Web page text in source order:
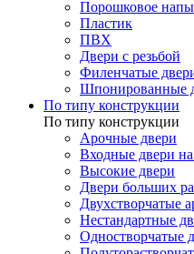
Порошковое
Пластик
ПВХ
Двери с резьбой
Филенчатые
Шпонированные
По типу конструкции
По типу конструкции
Арочные двери
Входные двери на
Высокие двери
Двери больших
Двухстворчатые
Нестандартные
Одностворчатые